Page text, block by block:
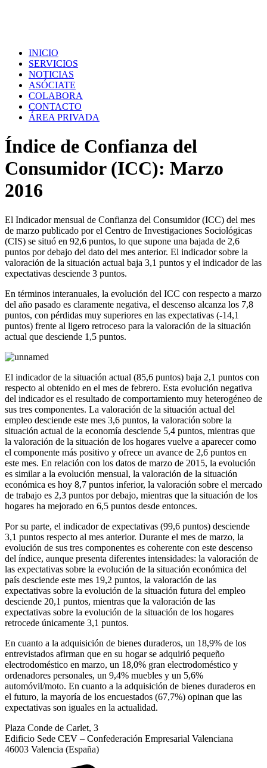
INICIO
SERVICIOS
NOTICIAS
ASÓCIATE
COLABORA
CONTACTO
ÁREA PRIVADA
Índice de Confianza del
Consumidor (ICC): Marzo
2016
El Indicador mensual de Confianza del Consumidor (ICC) del mes
de marzo publicado por el Centro de Investigaciones Sociológicas
(CIS) se situó en 92,6 puntos, lo que supone una bajada de 2,6
puntos por debajo del dato del mes anterior. El indicador sobre la
valoración de la situación actual baja 3,1 puntos y el indicador de las
expectativas desciende 3 puntos.
En términos interanuales, la evolución del ICC con respecto a marzo
del año pasado es claramente negativa, el descenso alcanza los 7,8
puntos, con pérdidas muy superiores en las expectativas (-14,1
puntos) frente al ligero retroceso para la valoración de la situación
actual que desciende 1,5 puntos.
El indicador de la situación actual (85,6 puntos) baja 2,1 puntos con
respecto al obtenido en el mes de febrero. Esta evolución negativa
del indicador es el resultado de comportamiento muy heterogéneo de
sus tres componentes. La valoración de la situación actual del
empleo desciende este mes 3,6 puntos, la valoración sobre la
situación actual de la economía desciende 5,4 puntos, mientras que
la valoración de la situación de los hogares vuelve a aparecer como
el componente más positivo y ofrece un avance de 2,6 puntos en
este mes. En relación con los datos de marzo de 2015, la evolución
es similar a la evolución mensual, la valoración de la situación
económica es hoy 8,7 puntos inferior, la valoración sobre el mercado
de trabajo es 2,3 puntos por debajo, mientras que la situación de los
hogares ha mejorado en 6,5 puntos desde entonces.
Por su parte, el indicador de expectativas (99,6 puntos) desciende
3,1 puntos respecto al mes anterior. Durante el mes de marzo, la
evolución de sus tres componentes es coherente con este descenso
del índice, aunque presenta diferentes intensidades: la valoración de
las expectativas sobre la evolución de la situación económica del
país desciende este mes 19,2 puntos, la valoración de las
expectativas sobre la evolución de la situación futura del empleo
desciende 20,1 puntos, mientras que la valoración de las
expectativas sobre la evolución de la situación de los hogares
retrocede únicamente 3,1 puntos.
En cuanto a la adquisición de bienes duraderos, un 18,9% de los
entrevistados afirman que en su hogar se adquirió pequeño
electrodoméstico en marzo, un 18,0% gran electrodoméstico y
ordenadores personales, un 9,4% muebles y un 5,6%
automóvil/moto. En cuanto a la adquisición de bienes duraderos en
el futuro, la mayoría de los encuestados (67,7%) opinan que las
expectativas son iguales en la actualidad.
Plaza Conde de Carlet, 3
Edificio Sede CEV – Confederación Empresarial Valenciana
46003 Valencia (España)